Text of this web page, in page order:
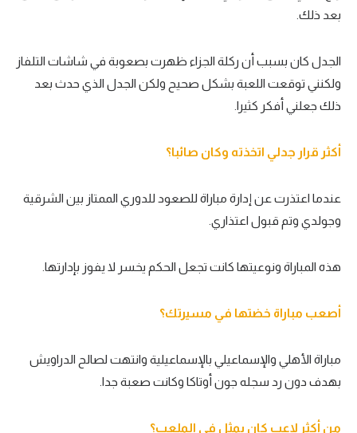
تحليل في الجول
كويز في الجول
فيديو في الجول
بعد ذلك.
الجدل كان بسبب أن ركلة الجزاء ظهرت بصعوبة في شاشات التلفاز
ولكنني توقعت اللعبة بشكل صحيح ولكن الجدل الذي حدث بعد
ذلك جعلني أفكر كثيرا.
أكثر قرار جدلي اتخذته وكان صائبا؟
عندما اعتذرت عن إدارة مباراة للصعود للدوري الممتاز بين الشرقية
وجولدي وتم قبول اعتذاري.
هذه المباراة ونوعيتها كانت تجعل الحكم يخسر لا يفوز بإدارتها.
أصعب مباراة خضتها في مسيرتك؟
مباراة الأهلي والإسماعيلي بالإسماعيلية وانتهت لصالح الدراويش
بهدف دون رد سجله جون أوتاكا وكانت صعبة جدا.
من أكثر لاعب كان يمثل في الملعب؟